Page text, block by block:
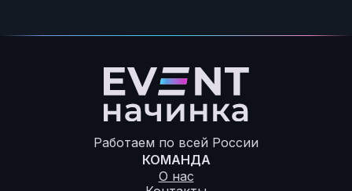
Работаем по всей России
КОМАНДА
О нас